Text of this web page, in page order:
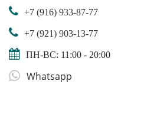
+7 (916) 933-87-77
+7 (921) 903-13-77
ПН-ВС: 11:00 - 20:00
Whatsapp